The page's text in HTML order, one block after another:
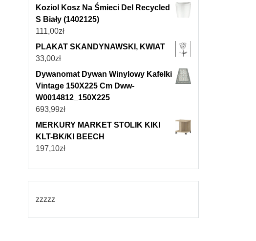
Koziol Kosz Na Śmieci Del Recycled
S Biały (1402125)
111,00zł
PLAKAT SKANDYNAWSKI, KWIAT
33,00zł
Dywanomat Dywan Winylowy Kafelki
Vintage 150X225 Cm Dww-
W0014812_150X225
693,99zł
MERKURY MARKET STOLIK KIKI
KLT-BK/KI BEECH
197,10zł
zzzzz